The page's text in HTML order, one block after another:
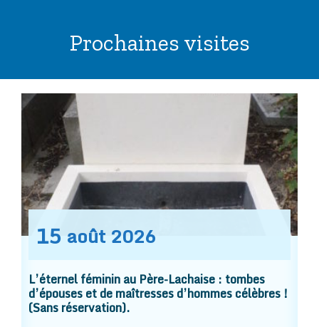
Prochaines visites
15 août 2026
L’éternel féminin au Père-Lachaise : tombes
d’épouses et de maîtresses d’hommes célèbres !
(Sans réservation).